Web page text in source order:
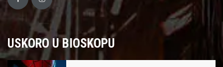
USKORO U BIOSKOPU